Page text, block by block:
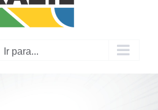
Ir para...